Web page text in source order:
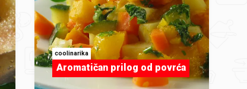
coolinarika
Aromatičan prilog od povrća